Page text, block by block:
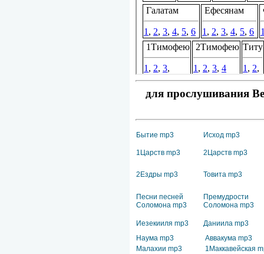
для прослушивания
Бытие mp3 Исход mp3
1Царств mp3 2Царств mp3
2Ездры mp3 Товита mp3
Песни песней
Соломона mp3
Премудрости
Соломона mp3
Иезекииля mp3
Даниила mp3
Наума mp3
Аввакума mp3
Малахии mp3
1Маккавейская